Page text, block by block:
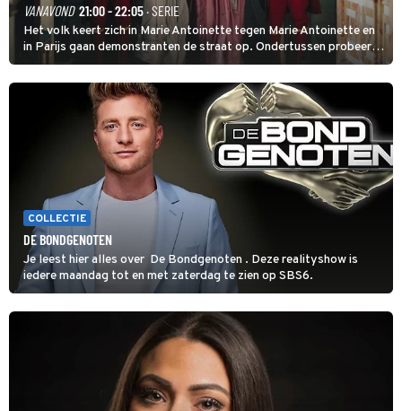
VANAVOND 21:00 - 22:05· SERIE
Het volk keert zich in Marie Antoinette tegen Marie Antoinette en
in Parijs gaan demonstranten de straat op. Ondertussen probeert
Marie Antoinette landgoed Saint-Cloud te kopen. Ze wil daar haar
kinderen veilig laten opgroeien.
COLLECTIE
DE BONDGENOTEN
Je leest hier alles over De Bondgenoten . Deze realityshow is
iedere maandag tot en met zaterdag te zien op SBS6.